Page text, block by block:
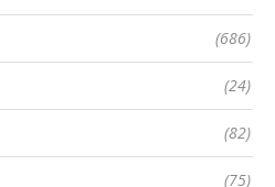
(686)
(24)
(82)
(75)